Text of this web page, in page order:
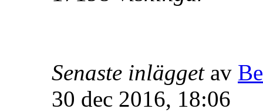
Senaste inlägget av
30 dec 2016, 18:06